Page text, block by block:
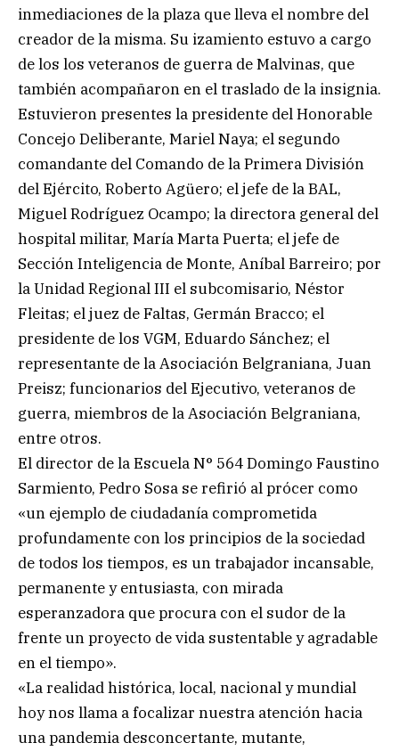
inmediaciones de la plaza que lleva el nombre del
creador de la misma. Su izamiento estuvo a cargo
de los los veteranos de guerra de Malvinas, que
también acompañaron en el traslado de la insignia.
Estuvieron presentes la presidente del Honorable
Concejo Deliberante, Mariel Naya; el segundo
comandante del Comando de la Primera División
del Ejército, Roberto Agüero; el jefe de la BAL,
Miguel Rodríguez Ocampo; la directora general del
hospital militar, María Marta Puerta; el jefe de
Sección Inteligencia de Monte, Aníbal Barreiro; por
la Unidad Regional III el subcomisario, Néstor
Fleitas; el juez de Faltas, Germán Bracco; el
presidente de los VGM, Eduardo Sánchez; el
representante de la Asociación Belgraniana, Juan
Preisz; funcionarios del Ejecutivo, veteranos de
guerra, miembros de la Asociación Belgraniana,
entre otros.
El director de la Escuela N° 564 Domingo Faustino
Sarmiento, Pedro Sosa se refirió al prócer como
«un ejemplo de ciudadanía comprometida
profundamente con los principios de la sociedad
de todos los tiempos, es un trabajador incansable,
permanente y entusiasta, con mirada
esperanzadora que procura con el sudor de la
frente un proyecto de vida sustentable y agradable
en el tiempo».
«La realidad histórica, local, nacional y mundial
hoy nos llama a focalizar nuestra atención hacia
una pandemia desconcertante, mutante,